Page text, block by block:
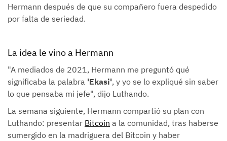
Hermann después de que su compañero fuera despedido
por falta de seriedad.
La idea le vino a Hermann
"A mediados de 2021, Hermann me preguntó qué
significaba la palabra 'Ekasi', y yo se lo expliqué sin saber
lo que pensaba mi jefe", dijo Luthando.
La semana siguiente, Hermann compartió su plan con
Luthando: presentar Bitcoin a la comunidad, tras haberse
sumergido en la madriguera del Bitcoin y haber